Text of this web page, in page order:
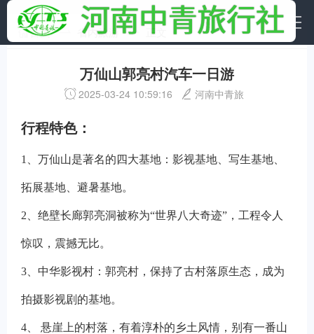
首页 省内旅游 正文
万仙山郭亮村汽车一日游
2025-03-24 10:59:16 河南中青旅
行程特色：
1 、万仙山是著名的四大基地：影视基地、写生基地、
拓展基地、避暑基地。
2 、绝壁长廊郭亮洞被称为“世界八大奇迹”，工程令人
惊叹，震撼无比。
3 、中华影视村：郭亮村，保持了古村落原生态，成为
拍摄影视剧的基地。
4 、 悬崖上的村落，有着淳朴的乡土风情，别有一番山